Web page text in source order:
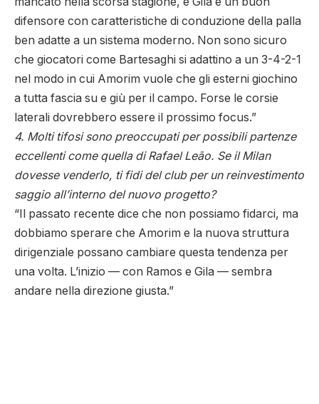
difensore con caratteristiche di conduzione della palla
ben adatte a un sistema moderno. Non sono sicuro
che giocatori come Bartesaghi si adattino a un 3-4-2-1
nel modo in cui Amorim vuole che gli esterni giochino
a tutta fascia su e giù per il campo. Forse le corsie
laterali dovrebbero essere il prossimo focus.”
4. Molti tifosi sono preoccupati per possibili partenze
eccellenti come quella di Rafael Leão. Se il Milan
dovesse venderlo, ti fidi del club per un reinvestimento
saggio all’interno del nuovo progetto?
“Il passato recente dice che non possiamo fidarci, ma
dobbiamo sperare che Amorim e la nuova struttura
dirigenziale possano cambiare questa tendenza per
una volta. L’inizio — con Ramos e Gila — sembra
andare nella direzione giusta.”